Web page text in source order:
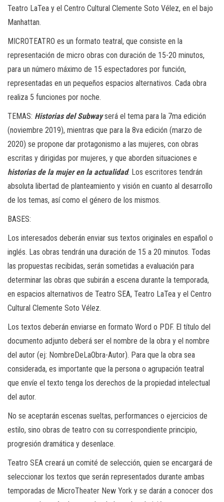
Teatro LaTea y el Centro Cultural Clemente Soto Vélez, en el bajo
Manhattan.
MICROTEATRO es un formato teatral, que consiste en la
representación de micro obras con duración de 15-20 minutos,
para un número máximo de 15 espectadores por función,
representadas en un pequeños espacios alternativos. Cada obra
realiza 5 funciones por noche.
TEMAS: Historias del Subwayserá el tema para la 7ma edición
(noviembre 2019), mientras que para la 8va edición (marzo de
2020) se propone dar protagonismo a las mujeres, con obras
escritas y dirigidas por mujeres, y que aborden situaciones e
historias de la mujer en la actualidad. Los escritores tendrán
absoluta libertad de planteamiento y visión en cuanto al desarrollo
de los temas, así como el género de los mismos.
BASES:
Los interesados deberán enviar sus textos originales en español o
inglés. Las obras tendrán una duración de 15 a 20 minutos. Todas
las propuestas recibidas, serán sometidas a evaluación para
determinar las obras que subirán a escena durante la temporada,
en espacios alternativos de Teatro SEA, Teatro LaTea y el Centro
Cultural Clemente Soto Vélez.
Los textos deberán enviarse en formato Word o PDF. El título del
documento adjunto deberá ser el nombre de la obra y el nombre
del autor (ej: NombreDeLaObra-Autor). Para que la obra sea
considerada, es importante que la persona o agrupación teatral
que envíe el texto tenga los derechos de la propiedad intelectual
del autor.
No se aceptarán escenas sueltas, performances o ejercicios de
estilo, sino obras de teatro con su correspondiente principio,
progresión dramática y desenlace.
Teatro SEA creará un comité de selección, quien se encargará de
seleccionar los textos que serán representados durante ambas
temporadas de MicroTheater New York y se darán a conocer dos